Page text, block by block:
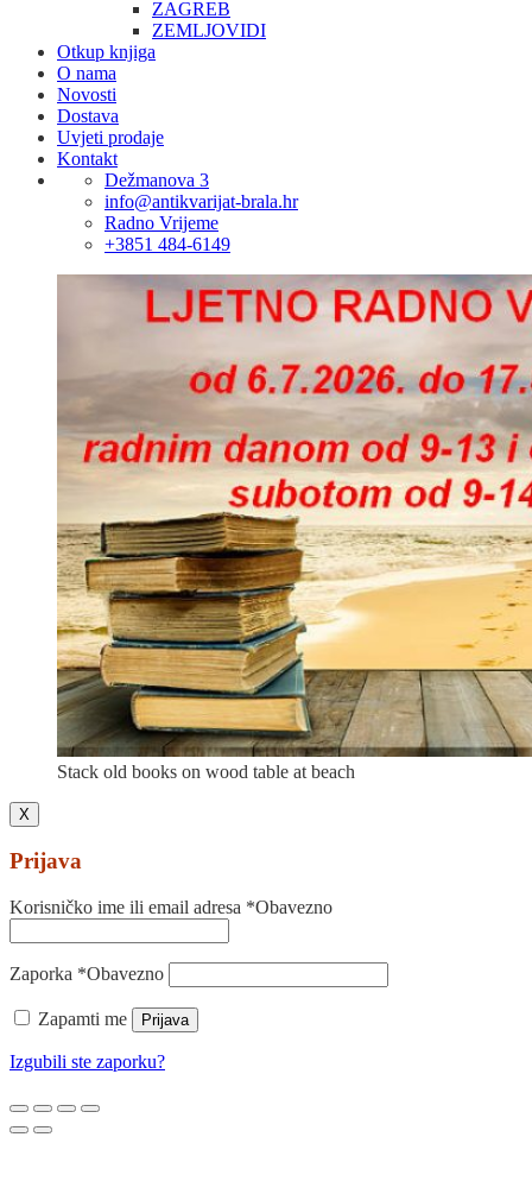
ZAGREB
ZEMLJOVIDI
Otkup knjiga
O nama
Novosti
Dostava
Uvjeti prodaje
Kontakt
Dežmanova 3
info@antikvarijat-brala.hr
Radno Vrijeme
+3851 484-6149
Stack old books on wood table at beach
X
Prijava
Korisničko ime ili email adresa *Obavezno
Zaporka *Obavezno
Zapamti me Prijava
Izgubili ste zaporku?